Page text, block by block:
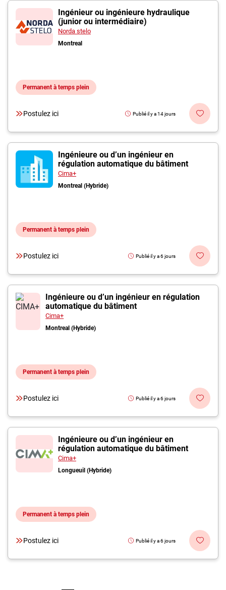
Ingénieur ou ingénieure hydraulique
(junior ou intermédiaire)
Norda stelo
Montreal
Permanent à temps plein
Postulez ici Publié il y a 14 jours
Ingénieure ou d’un ingénieur en
régulation automatique du bâtiment
Cima+
Montreal (Hybride)
Permanent à temps plein
Postulez ici Publié il y a 6 jours
Ingénieure ou d’un ingénieur en régulation
automatique du bâtiment
Cima+
Montreal (Hybride)
Permanent à temps plein
Postulez ici Publié il y a 6 jours
Ingénieure ou d’un ingénieur en
régulation automatique du bâtiment
Cima+
Longueuil (Hybride)
Permanent à temps plein
Postulez ici Publié il y a 6 jours